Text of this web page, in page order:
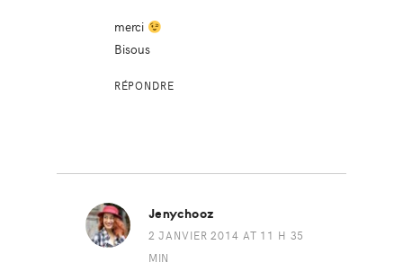
merci
Bisous
RÉPONDRE
Jenychooz
2 JANVIER 2014 AT 11 H 35
MIN